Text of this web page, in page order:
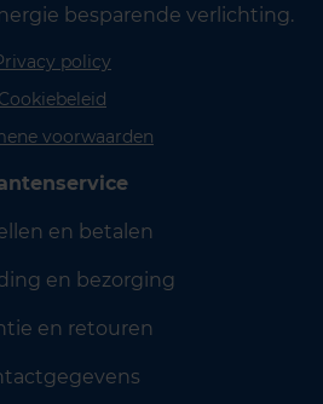
besparende verlichting.
policy
Cookiebeleid
voorwaarden
en betalen
en bezorging
en retouren